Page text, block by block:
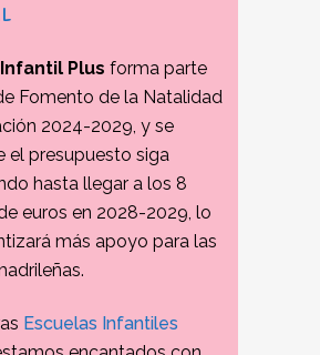
Plus forma parte
Fomento de la Natalidad
2024-2029, y se
el presupuesto siga
hasta llegar a los 8
euros en 2028-2029, lo
más apoyo para las
Escuelas Infantiles